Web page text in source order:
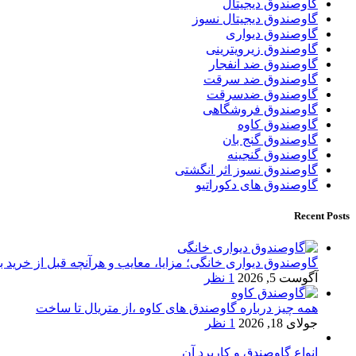
گاوصندوق دیجیتال
گاوصندوق دیجیتال نسوز
گاوصندوق دیواری
گاوصندوق زیرویترینی
گاوصندوق ضد انفجار
گاوصندوق ضد سرقت
گاوصندوق ضدسرقت
گاوصندوق فروشگاهی
گاوصندوق کاوه
گاوصندوق گنج بان
گاوصندوق گنجینه
گاوصندوق نسوز اثر انگشتی
گاوصندوق های دکوراتیو
Recent Posts
گاوصندوق دیواری خانگی؛ مزایا، معایب و هرآنچه قبل از خرید
آگوست 5, 2026
1 نظر
همه چیز درباره گاوصندق های کاوه ،از متریال تا ساخت
جولای 18, 2026
1 نظر
انواع گاوصندق و کاربرد آن